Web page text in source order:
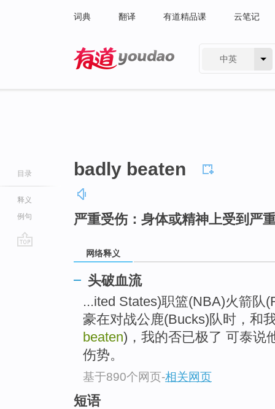
词典 翻译 有道精品课 云笔记
中英
目录
释义
例句
badly beaten
严重受伤：身体或精神上受到严
网络释义
头破血流
...ited States)职篮(NBA)火箭队
豪在对战公鹿(Bucks)队时，和
beaten)，我的否已极了 可泰说
伤势。
基于890个网页-相关网页
短语